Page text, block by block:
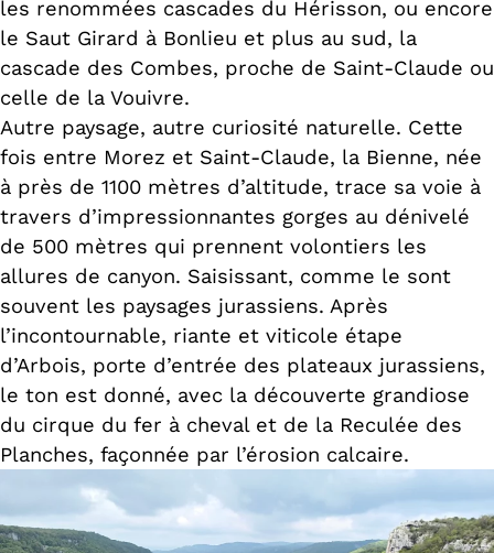
les renommées cascades du Hérisson, ou encore
le Saut Girard à Bonlieu et plus au sud, la
cascade des Combes, proche de Saint-Claude ou
celle de la Vouivre.
Autre paysage, autre curiosité naturelle. Cette
fois entre Morez et Saint-Claude, la Bienne, née
à près de 1100 mètres d’altitude, trace sa voie à
travers d’impressionnantes gorges au dénivelé
de 500 mètres qui prennent volontiers les
allures de canyon. Saisissant, comme le sont
souvent les paysages jurassiens. Après
l’incontournable, riante et viticole étape
d’Arbois, porte d’entrée des plateaux jurassiens,
le ton est donné, avec la découverte grandiose
du cirque du fer à cheval et de la Reculée des
Planches, façonnée par l’érosion calcaire.